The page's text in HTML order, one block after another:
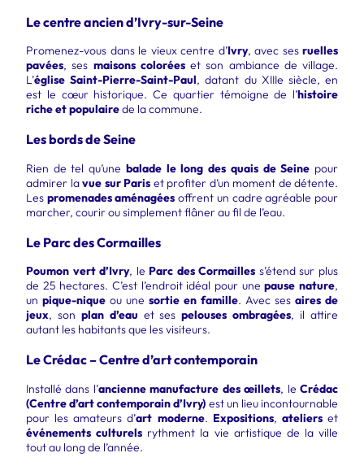
Le centre ancien d’Ivry-sur-Seine
Promenez-vous dans le vieux centre d’Ivry, avec ses ruelles
pavées, ses maisons coloréeset son ambiance de village.
L’église Saint-Pierre-Saint-Paul, datant du XIIIe siècle, en
est le cœur historique. Ce quartier témoigne de l’histoire
riche et populairede la commune.
Les bords de Seine
Rien de tel qu’une balade le long des quais de Seine pour
admirer lavue sur Paris et profiter d’un moment de détente.
Les promenades aménagées offrent un cadre agréable pour
marcher, courir ou simplement flâner au fil de l’eau.
Le Parc des Cormailles
Poumon vert d’Ivry, le Parc des Cormailles s’étend sur plus
de 25 hectares. C’est l’endroit idéal pour unepause nature,
un pique-nique ou une sortie en famille. Avec ses aires de
jeux, son plan d’eau et sespelouses ombragées, il attire
autant les habitants que les visiteurs.
Le Crédac – Centre d’art contemporain
Installé dans l’ancienne manufacture des œillets, leCrédac
(Centre d’art contemporain d’Ivry) est un lieu incontournable
pour les amateurs d’art moderne. Expositions, atelierset
événements culturels rythment la vie artistique de la ville
tout au long de l’année.